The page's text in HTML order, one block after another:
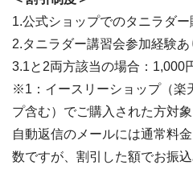
1.公式ショップでのタニラダ
2.タニラダー講習会参加経験あ
3.1と2両方該当の場合：1,000
※1：イースリーショップ（楽
プ含む）でご購入された方対象
自動返信のメールには通常料
数ですが、割引した額でお振込